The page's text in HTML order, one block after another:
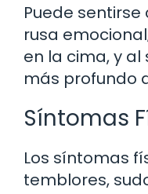
Puede
rusa
en la cima, y
más profundo
Síntomas
Los síntomas
temblores,